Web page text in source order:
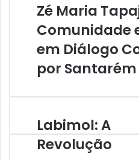
Zé Maria
Comunidade
em Diálogo
por Santarém
L
a
b
Labimol: A
Revolução